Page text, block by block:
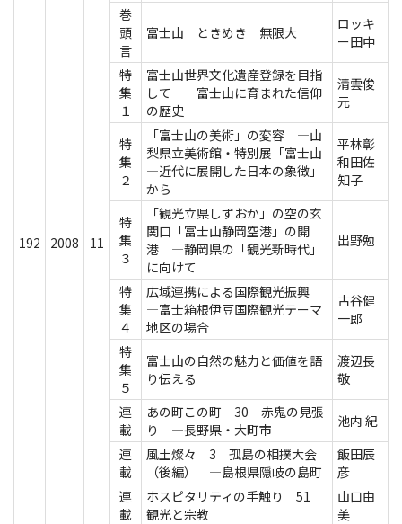
192 2008 11
巻
頭
言
富士山 ときめき 無限大
ロッキ
ー田中
特
集
１
富士山世界文化遺産登録を目指
して ―富士山に育まれた信仰
の歴史
清雲俊
元
特
集
２
「富士山の美術」の変容 ―山
梨県立美術館・特別展「富士山
―近代に展開した日本の象徴」
から
平林彰
和田佐
知子
特
集
３
「観光立県しずおか」の空の玄
関口「富士山静岡空港」の開
港 ―静岡県の「観光新時代」
に向けて
出野勉
特
集
４
広域連携による国際観光振興
―富士箱根伊豆国際観光テーマ
地区の場合
古谷健
一郎
特
集
５
富士山の自然の魅力と価値を語
り伝える
渡辺長
敬
連
載
あの町この町 30 赤鬼の見張
り ―長野県・大町市
池内 紀
連
載
風土燦々 3 孤島の相撲大会
（後編） ―島根県隠岐の島町
飯田辰
彦
連
載
ホスピタリティの手触り 51
観光と宗教
山口由
美